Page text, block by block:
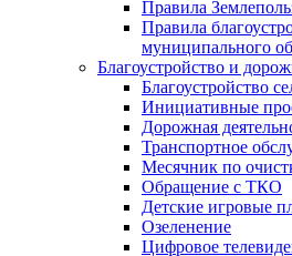
Правила
Правила
муниципального
Благоустройство и
Благоустройство
Инициативные
Дорожная
Транспортное
Месячник по
Обращение с ТКО
Детские игровые
Озеленение
Цифровое